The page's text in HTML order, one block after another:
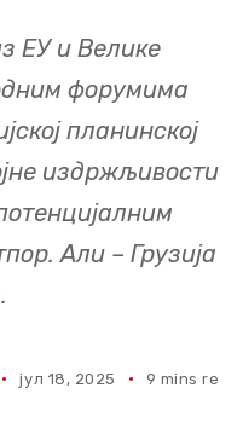
ЕУ и Велике
форумима
планинској
издржљивости
Али – Грузија
јул 18, 2025 9 mins read